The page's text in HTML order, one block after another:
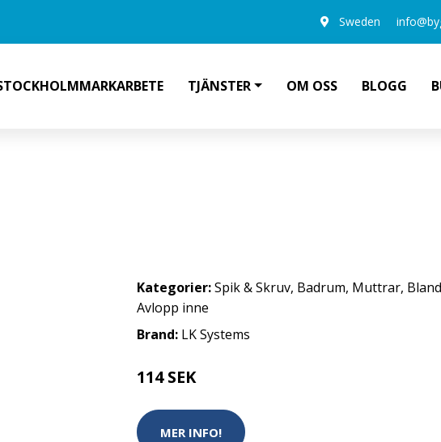
Sweden
TJÄNSTER OM OSS BLOGG
Kategorier:Spik & Skruv, Badrum, Muttrar,
Avlopp inne
Brand: LK Systems
114 SEK
MER INFO!